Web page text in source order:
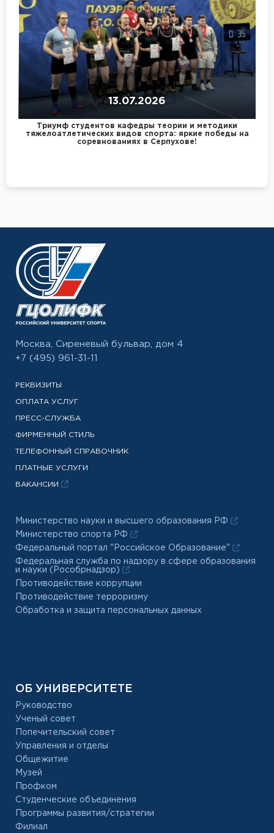
13.07.2026
Триумф студентов кафедры теории и методики
тяжелоатлетических видов спорта: яркие победы на
соревнованиях в Серпухове!
Москва, Сиреневый бульвар, дом 4
+7 (495) 961-31-11
РЕКВИЗИТЫ
ОПЛАТА УСЛУГ
ПРЕСС-СЛУЖБА
ФИРМЕННЫЙ СТИЛЬ
ТЕЛЕФОННЫЙ СПРАВОЧНИК
ПЛАТНЫЕ УСЛУГИ
ВАКАНСИИ
Министерство науки и высшего образования РФ
Министерство спорта РФ
Федеральный портал "Российское Образование"
Федеральная служба по надзору в сфере образования
и науки (Рособрнадзор)
Противодействие коррупции
Противодействие терроризму
Обработка и защита персональных данных
ОБ УНИВЕРСИТЕТЕ
Руководство
Ученый совет
Попечительский совет
Управления и отделы
Общежитие
Музей
Профком
Студенческие объединения
Программы развития/стратегии
Филиал